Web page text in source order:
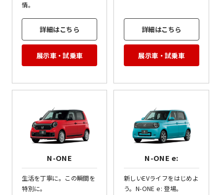
情。
詳細はこちら
展示車・試乗車
詳細はこちら
展示車・試乗車
N-ONE
生活を丁寧に。この瞬間を
特別に。
N-ONE e:
新しいEVライフをはじめよ
う。N-ONE e: 登場。